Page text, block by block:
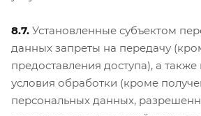
8.7. Установленные субъектом
данных запреты на передачу
предоставления доступа), а
условия обработки (кроме
персональных данных,